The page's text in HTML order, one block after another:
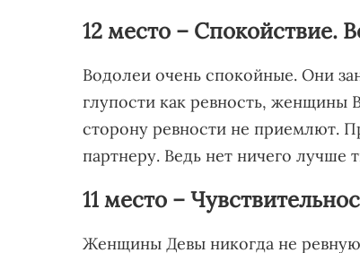
12 место – Спокойствие.
Водолеи очень спокойные. Они
глупости как ревность,
сторону ревности не приемлют.
партнеру. Ведь нет ничего
11 место –
Женщины Девы никогда не